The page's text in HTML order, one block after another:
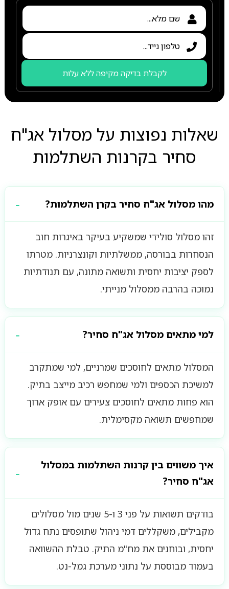
לקבלת בדיקה מקיפה ללא עלות
שאלות נפוצות על מסלול אג"ח
סחיר בקרנות השתלמות
מהו מסלול אג"ח סחיר בקרן השתלמות?
זהו מסלול סולידי שמשקיע בעיקר באיגרות חוב
הנסחרות בבורסה, ממשלתיות וקונצרניות. מטרתו
לספק יציבות יחסית ותשואה מתונה, עם תנודתיות
נמוכה בהרבה ממסלול מנייתי.
למי מתאים מסלול אג"ח סחיר?
המסלול מתאים לחוסכים שמרניים, למי שמתקרב
למשיכת הכספים ולמי שמחפש רכיב מייצב בתיק.
הוא פחות מתאים לחוסכים צעירים עם אופק ארוך
שמחפשים תשואה מקסימלית.
איך משווים בין קרנות השתלמות במסלול
אג"ח סחיר?
בודקים תשואות על פני 3 ו-5 שנים מול מסלולים
מקבילים, משקללים דמי ניהול שתופסים נתח גדול
יחסית, ובוחנים את מח"מ התיק. טבלת ההשוואה
בעמוד מבוססת על נתוני מערכת גמל-נט.